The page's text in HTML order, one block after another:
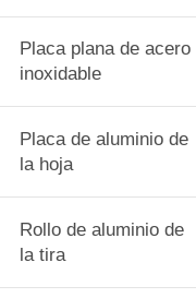
Placa plana de acero
inoxidable
Placa de aluminio de
la hoja
Rollo de aluminio de
la tira